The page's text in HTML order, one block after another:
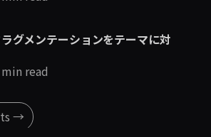
グメンテーションをテーマに対
read
→